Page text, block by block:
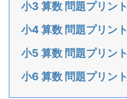
小3 算数 問題プリント
小4 算数 問題プリント
小5 算数 問題プリント
小6 算数 問題プリント